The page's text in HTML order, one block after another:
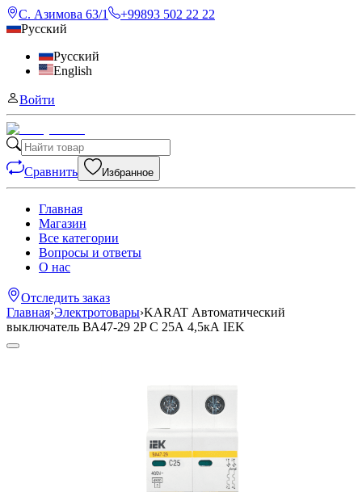
С. Азимова 63/1
+99893 502 22 22
Русский
Русский
English
Войти
Сравнить Избранное
Главная
Магазин
Все категории
Вопросы и ответы
О нас
Отследить заказ
Главная›Электротовары›KARAT Автоматический
выключатель ВА47-29 2P C 25А 4,5кА IEK